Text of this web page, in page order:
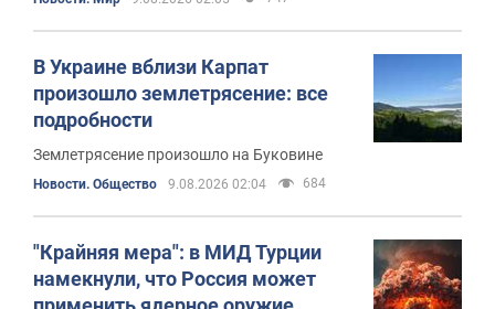
В Украине вблизи Карпат
произошло землетрясение: все
подробности
Землетрясение произошло на Буковине
Новости. Общество 9.08.2026 02:04 684
"Крайняя мера": в МИД Турции
намекнули, что Россия может